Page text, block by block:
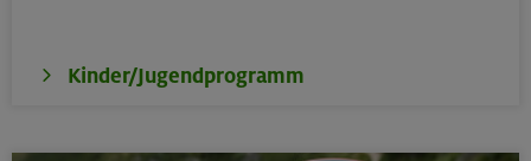
Kinder/Jugendprogramm